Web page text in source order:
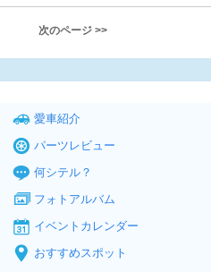
次のページ >>
愛車紹介
パーツレビュー
何シテル？
フォトアルバム
イベントカレンダー
おすすめスポット